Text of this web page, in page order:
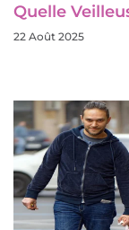
Quelle
22 Août 2025